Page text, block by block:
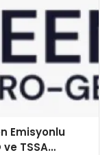
Emisyonlu
TSSA